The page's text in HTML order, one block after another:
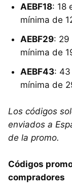
AEBF18: 18
mínima de
AEBF29: 29
mínima de
AEBF43:
mínima de
Los códigos
enviados a
de la promo.
Códigos
compradores